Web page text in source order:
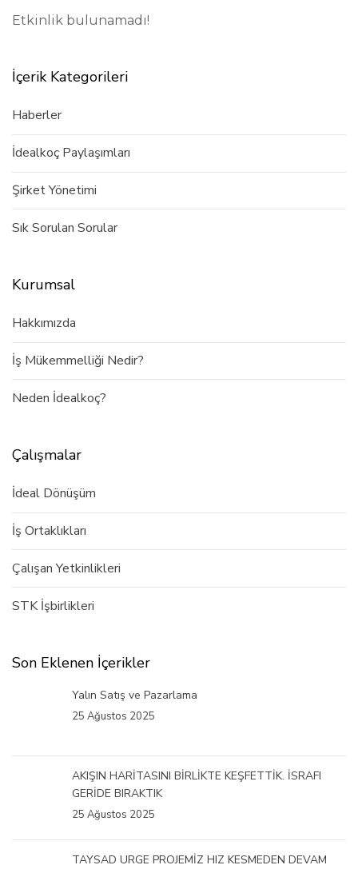
Etkinlik bulunamadı!
İçerik Kategorileri
Haberler
İdealkoç Paylaşımları
Şirket Yönetimi
Sık Sorulan Sorular
Kurumsal
Hakkımızda
İş Mükemmelliği Nedir?
Neden İdealkoç?
Çalışmalar
İdeal Dönüşüm
İş Ortaklıkları
Çalışan Yetkinlikleri
STK İşbirlikleri
Son Eklenen İçerikler
Yalın Satış ve Pazarlama
25 Ağustos 2025
AKIŞIN HARİTASINI BİRLİKTE KEŞFETTİK. İSRAFI
GERİDE BIRAKTIK
25 Ağustos 2025
TAYSAD URGE PROJEMİZ HIZ KESMEDEN DEVAM